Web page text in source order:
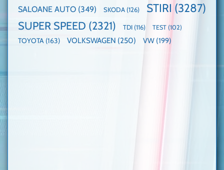
SALOANE AUTO (349) SKODA (126) STIRI (3287)
SUPER SPEED (2321) TDI (116) TEST (102)
TOYOTA (163) VOLKSWAGEN (250) VW (199)